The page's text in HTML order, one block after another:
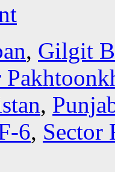
, Gilgit
,
6, Sector